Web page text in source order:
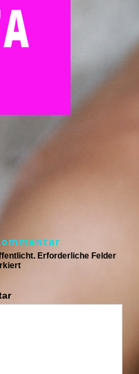
Erforderliche Felder